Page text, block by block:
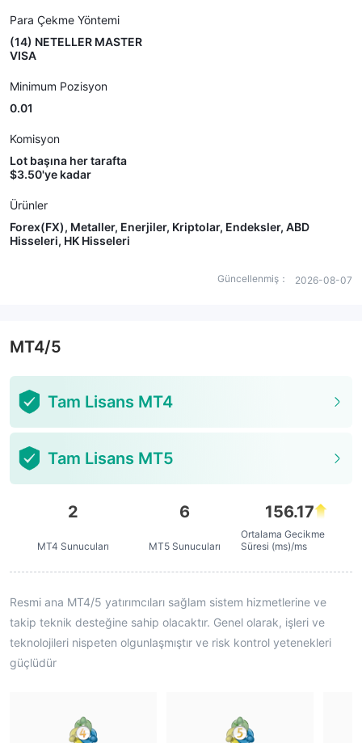
Para Çekme Yöntemi
(14) NETELLER MASTER
VISA
Minimum Pozisyon
0.01
Komisyon
Lot başına her tarafta
$3.50'ye kadar
Ürünler
Forex(FX), Metaller, Enerjiler, Kriptolar, Endeksler, ABD
Hisseleri, HK Hisseleri
Güncellenmiş： 2026-08-07
MT4/5
Tam Lisans MT4
Tam Lisans MT5
2
MT4 Sunucuları
6
MT5 Sunucuları
156.17
Ortalama Gecikme
Süresi (ms)/ms
Resmi ana MT4/5 yatırımcıları sağlam sistem hizmetlerine ve
takip teknik desteğine sahip olacaktır. Genel olarak, işleri ve
teknolojileri nispeten olgunlaşmıştır ve risk kontrol yetenekleri
güçlüdür